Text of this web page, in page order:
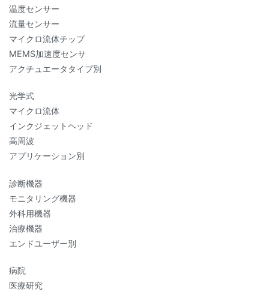
温度センサー
流量センサー
マイクロ流体チップ
MEMS加速度センサ
アクチュエータタイプ別
光学式
マイクロ流体
インクジェットヘッド
高周波
アプリケーション別
診断機器
モニタリング機器
外科用機器
治療機器
エンドユーザー別
病院
医療研究